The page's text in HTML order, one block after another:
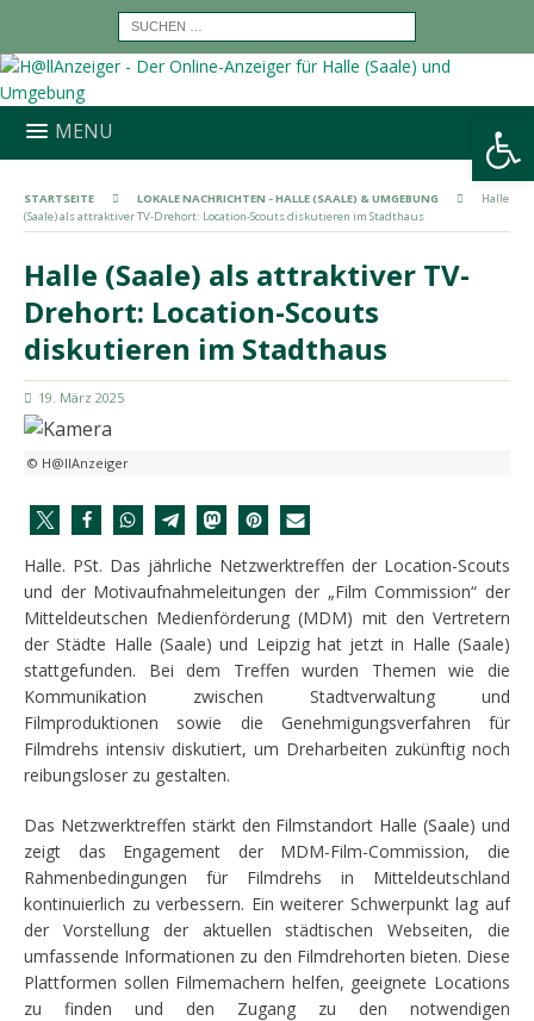
Werkzeugleiste öffnen
MENU
STARTSEITE LOKALE NACHRICHTEN - HALLE (SAALE) & UMGEBUNG
Halle
(Saale) als attraktiver TV-Drehort: Location-Scouts diskutieren im Stadthaus
Halle (Saale) als attraktiver TV-
Drehort: Location-Scouts
diskutieren im Stadthaus
19. März 2025
© H@llAnzeiger
Halle. PSt. Das jährliche Netzwerktreffen der Location-Scouts
und der Motivaufnahmeleitungen der „Film Commission“ der
Mitteldeutschen Medienförderung (MDM) mit den Vertretern
der Städte Halle (Saale) und Leipzig hat jetzt in Halle (Saale)
stattgefunden. Bei dem Treffen wurden Themen wie die
Kommunikation zwischen Stadtverwaltung und
Filmproduktionen sowie die Genehmigungsverfahren für
Filmdrehs intensiv diskutiert, um Dreharbeiten zukünftig noch
reibungsloser zu gestalten.
Das Netzwerktreffen stärkt den Filmstandort Halle (Saale) und
zeigt das Engagement der MDM-Film-Commission, die
Rahmenbedingungen für Filmdrehs in Mitteldeutschland
kontinuierlich zu verbessern. Ein weiterer Schwerpunkt lag auf
der Vorstellung der aktuellen städtischen Webseiten, die
umfassende Informationen zu den Filmdrehorten bieten. Diese
Plattformen sollen Filmemachern helfen, geeignete Locations
zu finden und den Zugang zu den notwendigen